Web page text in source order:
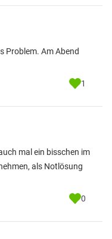
Problem. Am Abend
1
mal ein bisschen im
als Notlösung
0